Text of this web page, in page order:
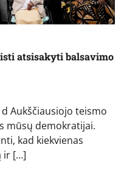
atsisakyti balsavimo
Aukščiausiojo teismo
mūsų demokratijai.
kad kiekvienas
ir […]